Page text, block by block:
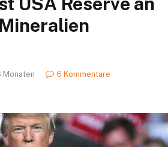
Monaten
6 Kommentare